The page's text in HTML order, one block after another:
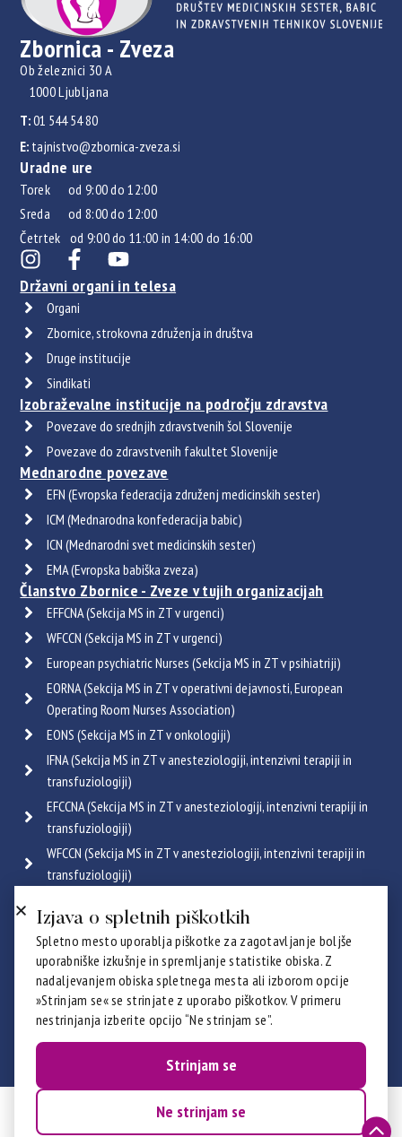
Zbornica - Zveza
Ob železnici 30 A
1000 Ljubljana
T:01 544 54 80
E: tajnistvo@zbornica-zveza.si
Uradne ure
Torek od 9:00 do 12:00
Sreda od 8:00 do 12:00
Četrtek od 9:00 do 11:00 in 14:00 do 16:00
Državni organi in telesa
Organi
Zbornice, strokovna združenja in društva
Druge institucije
Sindikati
Izobraževalne institucije na področju zdravstva
Povezave do srednjih zdravstvenih šol Slovenije
Povezave do zdravstvenih fakultet Slovenije
Mednarodne povezave
EFN (Evropska federacija združenj medicinskih sester)
ICM (Mednarodna konfederacija babic)
ICN (Mednarodni svet medicinskih sester)
EMA (Evropska babiška zveza)
Članstvo Zbornice - Zveze v tujih organizacijah
EFFCNA (Sekcija MS in ZT v urgenci)
WFCCN (Sekcija MS in ZT v urgenci)
European psychiatric Nurses (Sekcija MS in ZT v psihiatriji)
EORNA (Sekcija MS in ZT v operativni dejavnosti, European
Operating Room Nurses Association)
EONS (Sekcija MS in ZT v onkologiji)
IFNA (Sekcija MS in ZT v anesteziologiji, intenzivni terapiji in
transfuziologiji)
EFCCNA (Sekcija MS in ZT v anesteziologiji, intenzivni terapiji in
transfuziologiji)
WFCCN (Sekcija MS in ZT v anesteziologiji, intenzivni terapiji in
transfuziologiji)
ICRN (Sekcija MS in ZT v pulmologiji)
Poglej vse
Certifikati
© 2026 ZZBNS - ZSDMSBZTS. Vse pravice pridržane.
Izdelava:Prelom d.o.o.
Izjava o spletnih piškotkih
Spletno mesto uporablja piškotke za zagotavljanje boljše
uporabniške izkušnje in spremljanje statistike obiska. Z
nadaljevanjem obiska spletnega mesta ali izborom opcije
»Strinjam se« se strinjate z uporabo piškotkov. V primeru
nestrinjanja izberite opcijo “Ne strinjam se”.
Strinjam se
Ne strinjam se